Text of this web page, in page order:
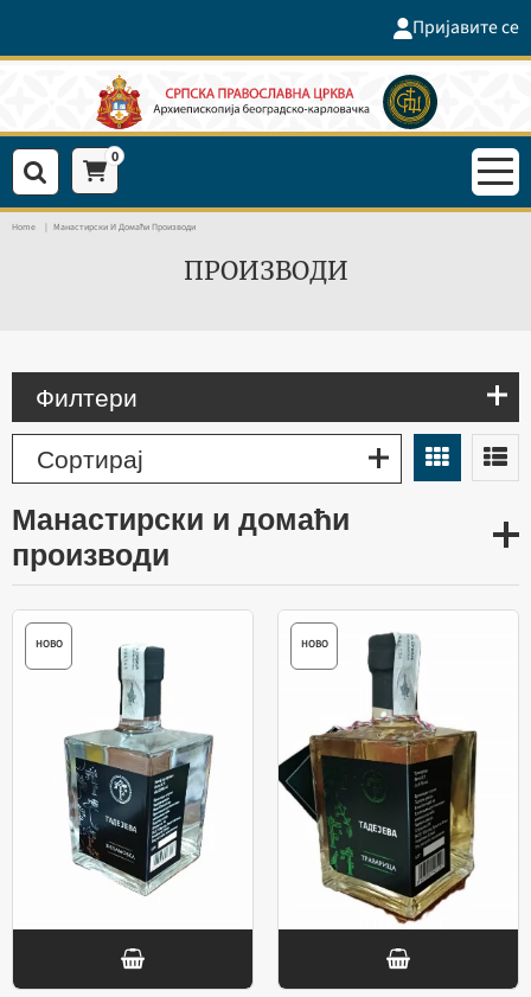
Пријавите се
0
Home Манастирски И Домаћи Производи
ПРОИЗВОДИ
Филтери
Сортирај
манастирски и домаћи
производи
НОВО НОВО